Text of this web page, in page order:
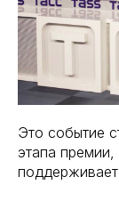
Это событие
этапа